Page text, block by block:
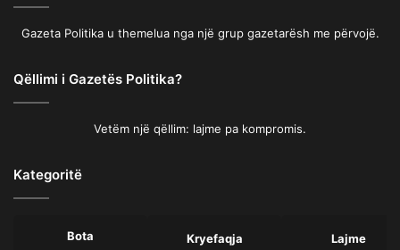
Gazeta Politika u themelua nga një grup gazetarësh me përvojë.
Qëllimi i Gazetës Politika?
Vetëm një qëllim: lajme pa kompromis.
Kategoritë
Bota Kryefaqja Lajme